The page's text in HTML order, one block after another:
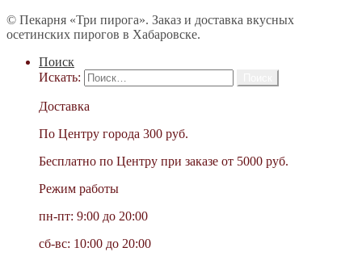
© Пекарня «Три пирога». Заказ и доставка вкусных
осетинских пирогов в Хабаровске.
Поиск
Искать:
Доставка
По Центру города 300 руб.
Бесплатно по Центру при заказе от 5000 руб.
Режим работы
пн-пт: 9:00 до 20:00
сб-вс: 10:00 до 20:00